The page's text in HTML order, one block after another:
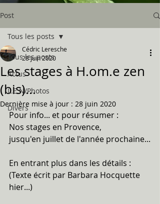
Post
Tous les posts
Actus
L.E.N/Photos
Divers
Tous les posts
Les stages à H.om.e zen
(bis)...
Cédric Leresche
28 juin 2020
Dernière mise à jour : 28 juin 2020
Pour info... et pour résumer :
Nos stages en Provence,
jusqu'en juillet de l'année prochaine...
En entrant plus dans les détails :
(Texte écrit par Barbara Hocquette
hier...)